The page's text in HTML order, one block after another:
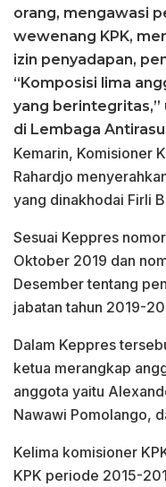
orang, mengawasi
wewenang KPK,
izin penyadapan,
“Komposisi lima
yang
di Lembaga
Kemarin, Komisioner
Rahardjo
yang dinakhodai Firli
Sesuai Keppres
Oktober 2019 dan
Desember tentang
jabatan tahun 2019-
Dalam Keppres
ketua merangkap
anggota yaitu
Nawawi Pomolango,
Kelima komisioner
KPK periode 2015-